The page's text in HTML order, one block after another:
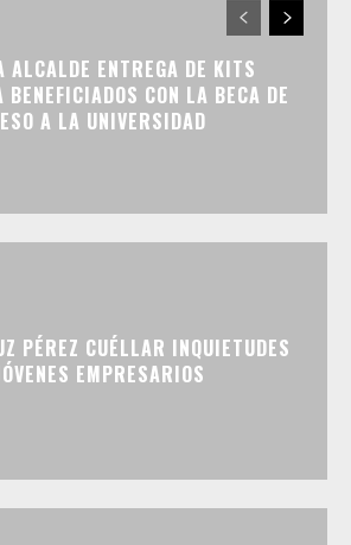
ALCALDE ENTREGA DE KITS
BENEFICIADOS CON LA BECA DE
A LA UNIVERSIDAD
PÉREZ CUÉLLAR INQUIETUDES
EMPRESARIOS